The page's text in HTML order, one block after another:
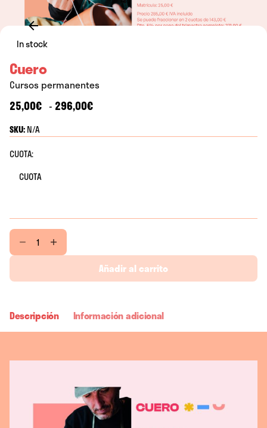
In stock
Cuero
Cursos permanentes
25,00€ - 296,00€Rango
precios:
SKU:N/A
CUOTA:
Cuero
cantidad
Añadir al carrito
Descripción Información adicional